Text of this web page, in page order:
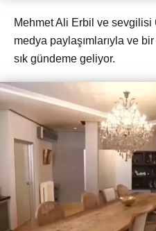
Mehmet Ali Erbil ve sevgilisi
medya paylaşımlarıyla ve
sık gündeme geliyor.